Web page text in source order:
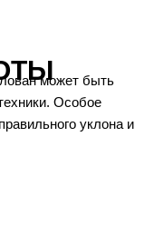
может быть
Особое
уклона и